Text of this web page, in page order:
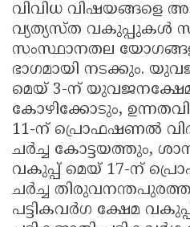
വിവിധ വിഷയങ്ങളെ
വ്യത്യസ്ത വകുപ്പുകൾ
സംസ്ഥാനതല
ഭാഗമായി നടക്കും.
മെയ് 3-ന്
കോഴിക്കോടും,
11-ന് പ്രൊഫഷണൽ
ചർച്ച കോട്ടയത്തും,
വകുപ്പ് മെയ് 17-ന്
ചർച്ച
പട്ടികവർഗ ക്ഷേമ